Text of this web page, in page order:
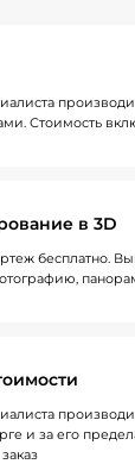
Стоимость
в 3D
бесплатно.
и за его